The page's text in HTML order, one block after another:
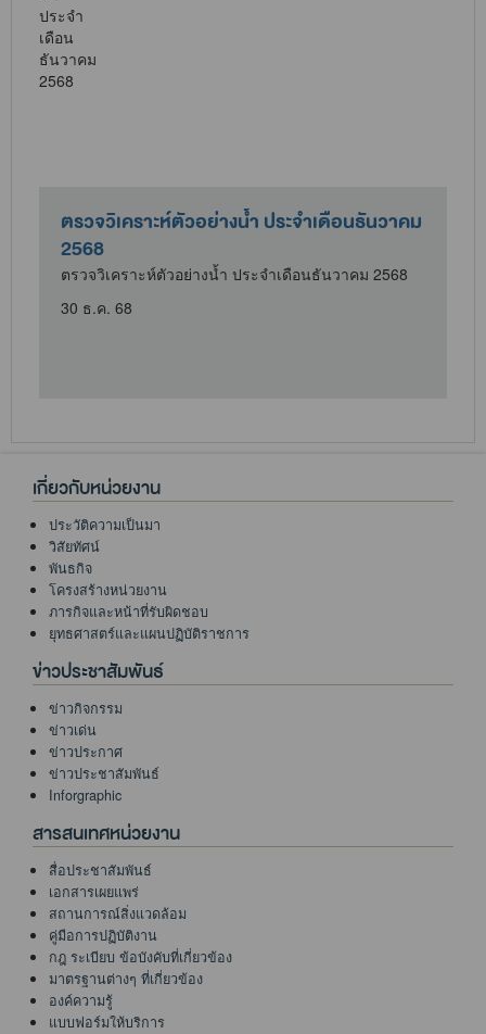
ตรวจวิเคราะห์ตัวอย่างน้ำ ประจำเดือนธันวาคม
2568
ตรวจวิเคราะห์ตัวอย่างน้ำ ประจำเดือนธันวาคม 2568
30 ธ.ค. 68
เกี่ยวกับหน่วยงาน
ประวัติความเป็นมา
วิสัยทัศน์
พันธกิจ
โครงสร้างหน่วยงาน
ภารกิจและหน้าที่รับผิดชอบ
ยุทธศาสตร์และแผนปฏิบัติราชการ
ข่าวประชาสัมพันธ์
ข่าวกิจกรรม
ข่าวเด่น
ข่าวประกาศ
ข่าวประชาสัมพันธ์
Inforgraphic
สารสนเทศหน่วยงาน
สื่อประชาสัมพันธ์
เอกสารเผยแพร่
สถานการณ์สิ่งแวดล้อม
คู่มือการปฏิบัติงาน
กฎ ระเบียบ ข้อบังคับที่เกี่ยวข้อง
มาตรฐานต่างๆ ที่เกี่ยวข้อง
องค์ความรู้
แบบฟอร์มให้บริการ